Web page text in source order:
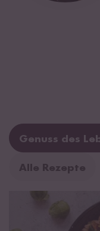
Genuss des
Alle Rezepte